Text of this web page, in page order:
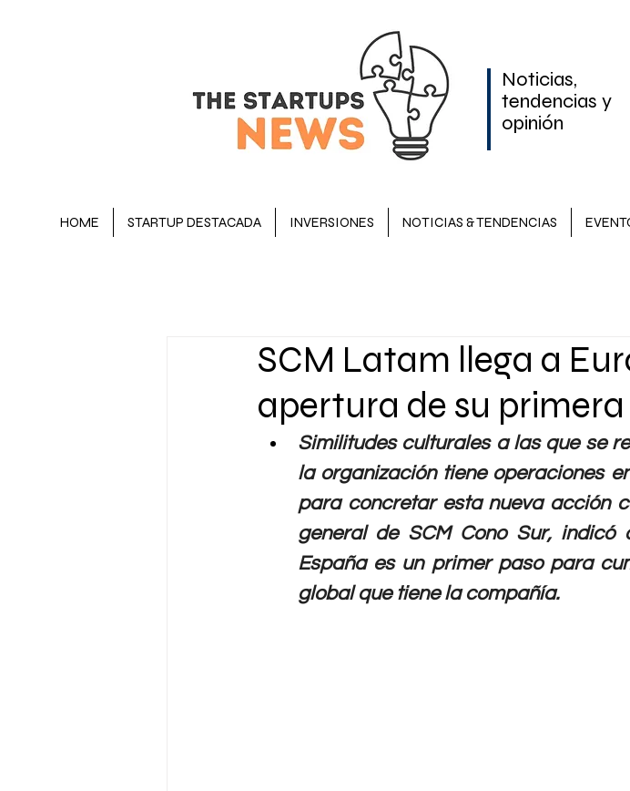
Noticias,
tendencias y
opinión
HOME STARTUP DESTACADA INVERSIONES NOTICIAS & TENDENCIAS
EJECUTIVOS LATAM
SCM Latam llega a
apertura de su
Similitudes culturales a las que se
la organización tiene operaciones
para concretar esta nueva acción
general de SCM Cono Sur,
España es un primer paso para
global que tiene la compañía.